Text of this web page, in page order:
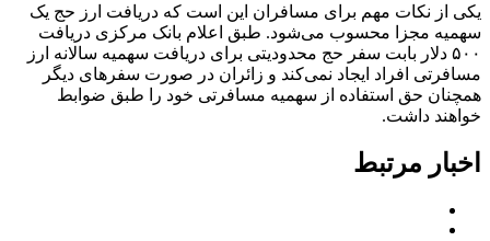
یکی از نکات مهم برای مسافران این است که دریافت ارز حج یک
سهمیه مجزا محسوب می‌شود. طبق اعلام بانک مرکزی دریافت
۵۰۰ دلار بابت سفر حج محدودیتی برای دریافت سهمیه سالانه ارز
مسافرتی افراد ایجاد نمی‌کند و زائران در صورت سفرهای دیگر
همچنان حق استفاده از سهمیه مسافرتی خود را طبق ضوابط
خواهند داشت.
اخبار مرتبط